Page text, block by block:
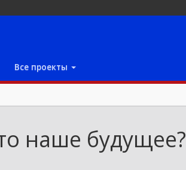
Все проекты
наше будущее?